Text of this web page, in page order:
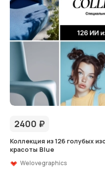
2400 ₽
Коллекция из 126 голубых
красоты Blue
Welovegraphics